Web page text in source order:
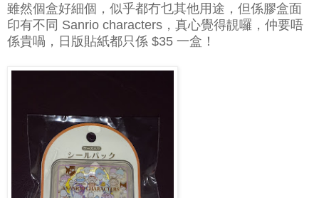
雖然個盒好細個，似乎都冇乜其他用途，但係膠盒面
印有不同 Sanrio characters，真心覺得靚囉，仲要唔
係貴喎，日版貼紙都只係 $35 一盒！